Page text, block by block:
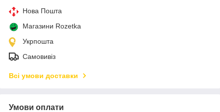
Нова Пошта
Магазини Rozetka
Укрпошта
Самовивіз
Всі умови доставки
Умови оплати